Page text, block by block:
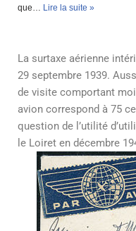
que… Lire la suite »
La surtaxe aérienne
29 septembre 1939.
de visite comportant
avion correspond à 75
question de l’utilité
le Loiret en décembre